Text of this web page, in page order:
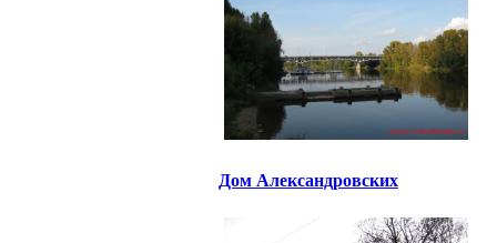
Дом Александровских